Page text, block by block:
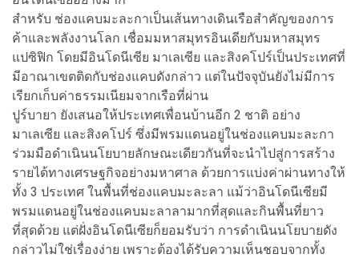
สำหรับ ช่องแคบมะละกาเป็นเส้นทางเดินเรือสำคัญของการ
ค้าและพลังงานโลก เชื่อมมหาสมุทรอินเดียกับมหาสมุทร
แปซิฟิก โดยมีอินโดนีเซีย มาเลเซีย และสิงคโปร์เป็นประเทศที่
มีอาณาเขตติดกับช่องแคบดังกล่าว แต่ในปัจจุบันยังไม่มีการ
เรียกเก็บค่าธรรมเนียมจากเรือที่ผ่าน
ปูร์บายา ยังเสนอให้ประเทศเพื่อนบ้านอีก 2 ชาติ อย่าง
มาเลเซีย และสิงคโปร์ ซึ่งมีพรมแดนอยู่ในช่องแคบมะละกา
ร่วมมือดำเนินนโยบายลักษณะเดียวกันที่จะนำไปสู่การสร้าง
รายได้ทางเศรษฐกิจอย่างมหาศาล ด้วยการแบ่งค่าผ่านทางให้
ทั้ง 3 ประเทศ ในพื้นที่ช่องแคบมะละลา แม้ว่าอินโดนีเซียมี
พรมแดนอยู่ในช่องแคบมะลาลามากที่สุดและกินพื้นที่ยาว
ที่สุดด้วย แต่ฝั่งอินโดนีเซียก็ยอมรับว่า การดำเนินนโยบายดัง
กล่าวไม่ใช่เรื่องง่าย เพราะต้องได้รับความเห็นชอบจากทั้ง